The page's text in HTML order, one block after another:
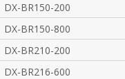
DX-BR150-200
DX-BR150-800
DX-BR210-200
DX-BR216-600